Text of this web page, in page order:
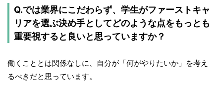
Q.では業界にこだわらず、学生がファーストキャ
リアを選ぶ決め手としてどのような点をもっとも
重要視すると良いと思っていますか？
働くこととは関係なしに、自分が「何がやりたいか」を考え
るべきだと思っています。